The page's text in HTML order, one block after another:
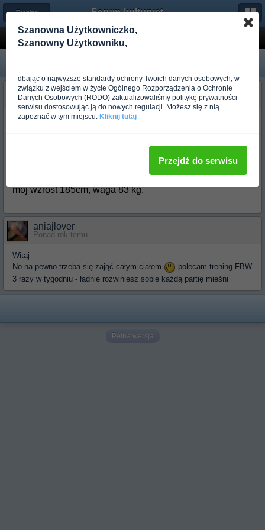
← Trening dla początkujących Forum-kulturystyka.pl
Pomoc w treningach
Nitram
Ponad rok temu
Witam,chciałbym, żeby moje ręce były bardziej
hantelku o wadze 5kg, ale więcej jak 3 razy nie umiałem
mój wzrost 185cm, waga 83 kg.
aniajlover
Ponad rok temu
Witaj
No na pewno trzeba się zająć całym ciałem
polecam trening FBW
3 razy w tygodniu - ładnie rozwiniesz sobie każdą partię mięśni
Pełna wersja
Szanowna Użytkowniczko,
Szanowny Użytkowniku,
dbając o najwyższe standardy ochrony Twoich danych osobowych, w
związku z wejściem w życie Ogólnego Rozporządzenia o Ochronie
Danych Osobowych (RODO) zaktualizowaliśmy politykę prywatności
serwisu dostosowując ją do nowych regulacji. Możesz się z nią
zapoznać w tym miejscu: Kliknij tutaj
Przejdź do serwisu